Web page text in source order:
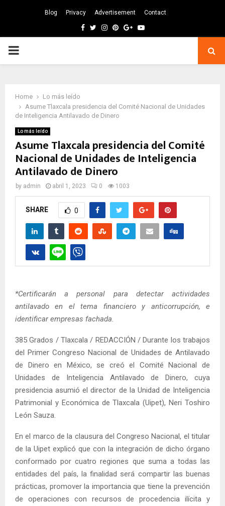
Blog Privacy Advertisement Contact
Facebook
TwitterInstagram
Pinterest
GoogleYoutube
PRIMARY
Home
Lo más leído
Asume Tlaxcala presidencia del Comité Nacional de Unidades
de Inteligencia Antilavado de Dinero
Lo más leído
Asume Tlaxcala presidencia del Comité
Nacional de Unidades de Inteligencia
Antilavado de Dinero
by admin abril 1, 2023 0 1003
SHARE 0
*Certificarán a personal para detectar actividades
antilavado en el tema financiero y anticorrupción, e
identificar empresas fachada.
385 Grados / Tlaxcala / REDACCIÓN / Durante los trabajos
del Primer Congreso Nacional de Unidades de Antilavado
de Dinero en México, se creó el Comité Nacional de
Unidades de Inteligencia Antilavado de Dinero, cuya
presidencia asumió el director de la Unidad de Inteligencia
Patrimonial y Económica de Tlaxcala (Uipet), Neri Toshiro
León Sauza.
En el marco de la clausura del Congreso Nacional, el titular
de la Uipet explicó que con la integración de dicho órgano
conformado por cuatro regiones que suma a todas las
entidades del país, la finalidad será compartir las buenas
prácticas, promover la importancia que tiene la prevención
de operaciones con recursos de procedencia ilícita y